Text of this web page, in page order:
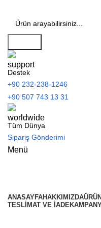
Destek
+90 232-238-1246
+90 507 743 13 31
Tüm Dünya
Sipariş Gönderimi
Menü
ANASAYFAHAKKIMIZDA
TESLIMAT VE İADE